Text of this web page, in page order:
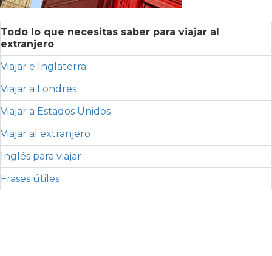
Todo lo que necesitas saber para viajar al
extranjero
Viajar e Inglaterra
Viajar a Londres
Viajar a Estados Unidos
Viajar al extranjero
Inglés para viajar
Frases útiles